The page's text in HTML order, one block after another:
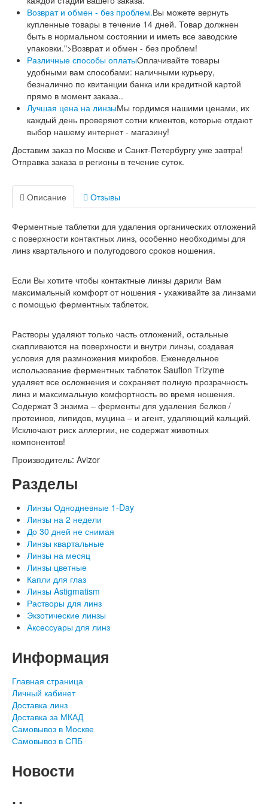
Возврат и обмен - без проблем.Вы можете вернуть
купленные товары в течение 14 дней. Товар должнен
быть в нормальном состоянии и иметь все заводские
упаковки.">Возврат и обмен - без проблем!
Различные способы оплатыОплачивайте товары
удобными вам способами: наличными курьеру,
безналично по квитанции банка или кредитной картой
прямо в момент заказа..
Лучшая цена на линзыМы гордимся нашими ценами, их
каждый день проверяют сотни клиентов, которые отдают
выбор нашему интернет - магазину!
Доставим заказ по Москве и Санкт-Петербургу уже завтра!
Отправка заказа в регионы в течение суток.
Описание Отзывы
Ферментные таблетки для удаления органических отложений
с поверхности контактных линз, особенно необходимы для
линз квартального и полугодового сроков ношения.
Если Вы хотите чтобы контактные линзы дарили Вам
максимальный комфорт от ношения - ухаживайте за линзами
с помощью ферментных таблеток.
Растворы удаляют только часть отложений, остальные
скапливаются на поверхности и внутри линзы, создавая
условия для размножения микробов. Еженедельное
использование ферментных таблеток Sauflon Trizyme
удаляет все осложнения и сохраняет полную прозрачность
линз и максимальную комфортность во время ношения.
Содержат 3 энзима – ферменты для удаления белков /
протеинов, липидов, муцина – и агент, удаляющий кальций.
Исключают риск аллергии, не содержат животных
компонентов!
Производитель: Avizor
Разделы
Линзы Однодневные 1-Day
Линзы на 2 недели
До 30 дней не снимая
Линзы квартальные
Линзы на месяц
Линзы цветные
Капли для глаз
Линзы Astigmatism
Растворы для линз
Экзотические линзы
Аксессуары для линз
Информация
Главная страница
Личный кабинет
Доставка линз
Доставка за МКАД
Самовывоз в Москве
Самовывоз в СПБ
Новости